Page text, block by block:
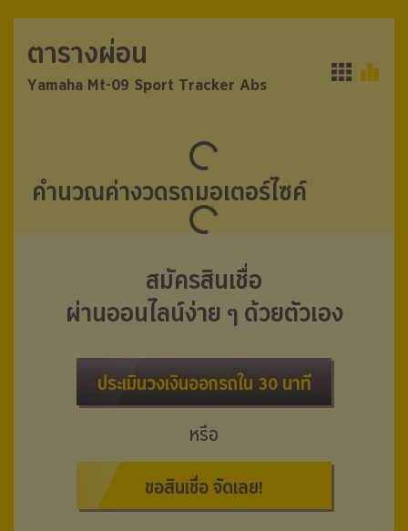
ตารางผ่อน
Yamaha Mt-09 Sport Tracker Abs
ตารางผ่อน
Yamaha Mt-09 Sport Tracker Abs
คำนวณค่างวดรถมอเตอร์ไซค์
สมัครสินเชื่อ
ผ่านออนไลน์ง่าย ๆ ด้วยตัวเอง
ประเมินวงเงินออกรถใน 30 นาที
หรือ
ขอสินเชื่อ จัดเลย!